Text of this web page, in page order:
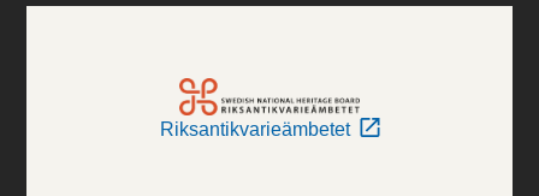
Riksantikvarieämbetet